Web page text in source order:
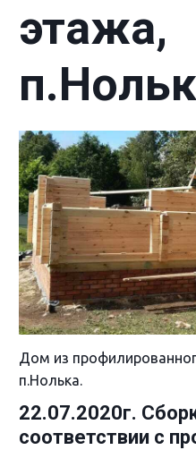
этажа,
Дом из
п.Нолька.
22.07.2020г.
соответствии с